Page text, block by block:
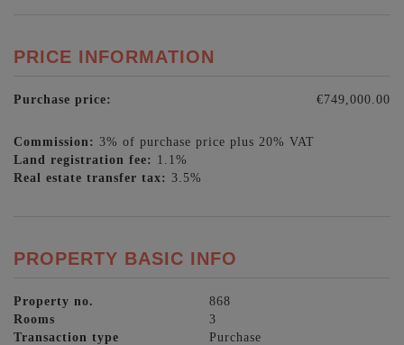
PRICE INFORMATION
Purchase price: €749,000.00
Commission: 3% of purchase price plus 20% VAT
Land registration fee: 1.1%
Real estate transfer tax: 3.5%
PROPERTY BASIC INFO
Property no.
868
Rooms
3
Transaction type
Purchase